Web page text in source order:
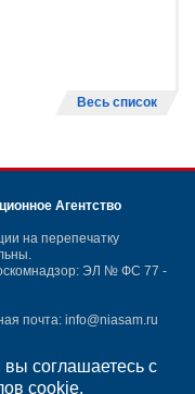
вы соглашаетесь с
cookie.
Весь список
Агентство
на перепечатку
ЭЛ № ФС 77 -
почта: info@niasam.ru